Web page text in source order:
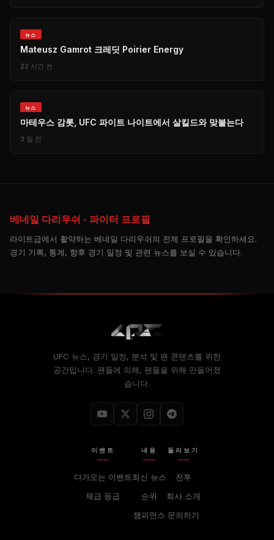
​뉴스
Mateusz Gamrot 크레딧 Poirier Energy
22 시간 전
​뉴스
마테우스 감롯, UFC 파이트 나이트에서 살킬드와 맞붙는다
3 일 전
베네일 다리우쉬 - 파이터 프로필
라이트급에서 활약하는 베네일 다리우쉬의 전체 프로필을 확인하세요.
경기 기록, 통계, 향후 경기 일정 및 관련 뉴스를 보실 수 있습니다.
UFC 뉴스, 경기 일정, 분석 및 팬 콘텐츠를 위한
공간입니다. 팬들에 의해, 팬들을 위해 만들어졌
습니다.
이벤트
다가오는 이벤트
체급 등급
내용
최신 뉴스
순위
챔피언스
둘러보기
전투
회사 소개
문의하기